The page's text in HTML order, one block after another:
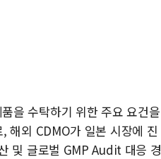
을 수탁하기 위한 주요 요건을
해외 CDMO가 일본 시장에 진
및 글로벌 GMP Audit 대응 경